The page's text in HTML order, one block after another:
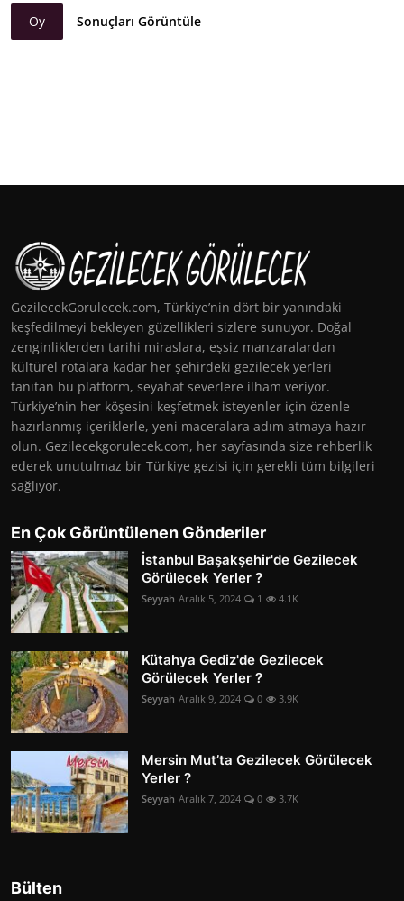
Oy Sonuçları Görüntüle
GezilecekGorulecek.com, Türkiye’nin dört bir yanındaki
keşfedilmeyi bekleyen güzellikleri sizlere sunuyor. Doğal
zenginliklerden tarihi miraslara, eşsiz manzaralardan
kültürel rotalara kadar her şehirdeki gezilecek yerleri
tanıtan bu platform, seyahat severlere ilham veriyor.
Türkiye’nin her köşesini keşfetmek isteyenler için özenle
hazırlanmış içeriklerle, yeni maceralara adım atmaya hazır
olun. Gezilecekgorulecek.com, her sayfasında size rehberlik
ederek unutulmaz bir Türkiye gezisi için gerekli tüm bilgileri
sağlıyor.
En Çok Görüntülenen Gönderiler
İstanbul Başakşehir'de Gezilecek
Görülecek Yerler ?
Seyyah Aralık 5, 2024 1 4.1K
Kütahya Gediz'de Gezilecek
Görülecek Yerler ?
Seyyah Aralık 9, 2024 0 3.9K
Mersin Mut’ta Gezilecek Görülecek
Yerler ?
Seyyah Aralık 7, 2024 0 3.7K
Bülten